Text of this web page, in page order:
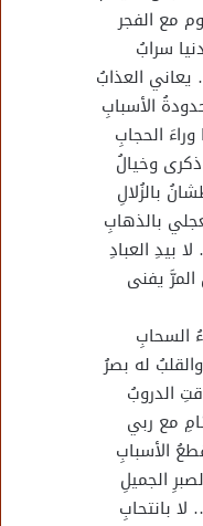
مع الفجر
سرابُ
العذابُ
الأسبابِ
الحجابِ
وخيالُ
بالزُلالِ
بالذهابِ
بيدِ العبادِ
يفنى
السحابِ
له بصرُ
الدروبُ
مع ربي
الأسبابِ
الجميلِ
بانتحابِ